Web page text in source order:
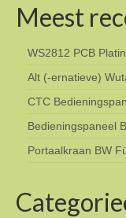
Meest
WS2812 PCB
Alt (-ernatieve)
CTC
Bedieningspaneel
Portaalkraan BW